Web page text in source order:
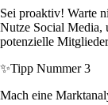
Sei proaktiv! Warte
Nutze Social Media,
potenzielle
✨Tipp Nummer 3
Mach eine